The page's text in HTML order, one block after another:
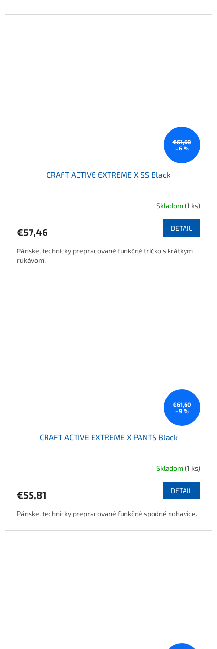
€61,60
–6 %
CRAFT ACTIVE EXTREME X SS Black
Skladom(1 ks)
€57,46 DETAIL
Pánske, technicky prepracované funkčné tričko s krátkym
rukávom.
€61,60
–9 %
CRAFT ACTIVE EXTREME X PANTS Black
Skladom(1 ks)
€55,81 DETAIL
Pánske, technicky prepracované funkčné spodné nohavice.